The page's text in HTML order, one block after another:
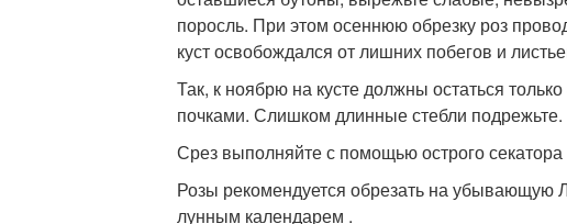
поросль. При этом осеннюю обрезку роз
куст освобождался от лишних побегов и
Так, к ноябрю на кусте должны остаться
почками. Слишком длинные стебли подрежьте.
Срез выполняйте с помощью острого
Розы рекомендуется обрезать на убывающую
лунным календарем .